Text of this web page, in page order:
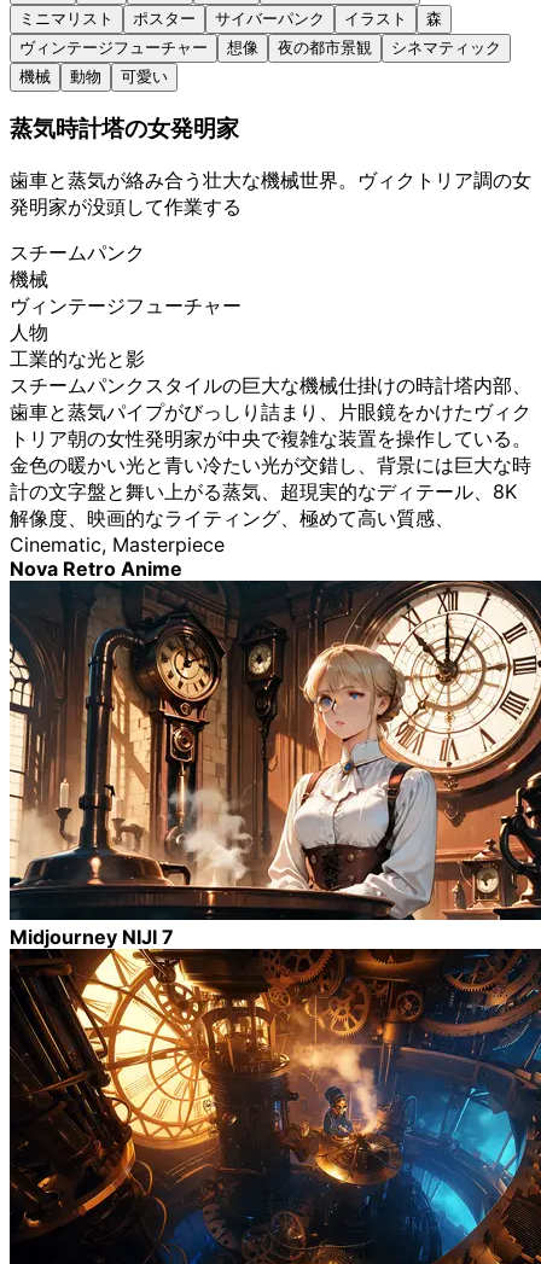
ミニマリスト
ポスター サイバーパンク イラスト
森
ヴィンテージフューチャー
想像 夜の都市景観
シネマティック
機械
動物 可愛い
蒸気時計塔の女発明家
歯車と蒸気が絡み合う壮大な機械世界。ヴィクトリア調の女
発明家が没頭して作業する
スチームパンク
機械
ヴィンテージフューチャー
人物
工業的な光と影
スチームパンクスタイルの巨大な機械仕掛けの時計塔内部、
歯車と蒸気パイプがびっしり詰まり、片眼鏡をかけたヴィク
トリア朝の女性発明家が中央で複雑な装置を操作している。
金色の暖かい光と青い冷たい光が交錯し、背景には巨大な時
計の文字盤と舞い上がる蒸気、超現実的なディテール、8K
解像度、映画的なライティング、極めて高い質感、
Cinematic, Masterpiece
Nova Retro Anime
Midjourney NIJI 7